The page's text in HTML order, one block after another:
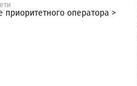
приоритетного оператора >